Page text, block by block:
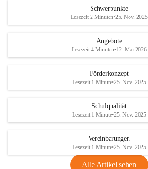
Schwerpunkte
Lesezeit 2 Minuten•25. Nov. 2025
Angebote
Lesezeit 4 Minuten•12. Mai 2026
Förderkonzept
Lesezeit 1 Minute•25. Nov. 2025
Schulqualität
Lesezeit 1 Minute•25. Nov. 2025
Vereinbarungen
Lesezeit 1 Minute•25. Nov. 2025
Alle Artikel sehen